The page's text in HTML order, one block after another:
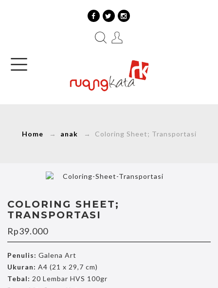
Home → anak → Coloring Sheet; Transportasi
COLORING SHEET;
TRANSPORTASI
Rp39.000
Penulis: Galena Art
Ukuran: A4 (21 x 29,7 cm)
Tebal: 20 Lembar HVS 100gr